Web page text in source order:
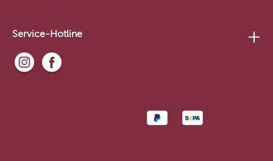
Service-Hotline